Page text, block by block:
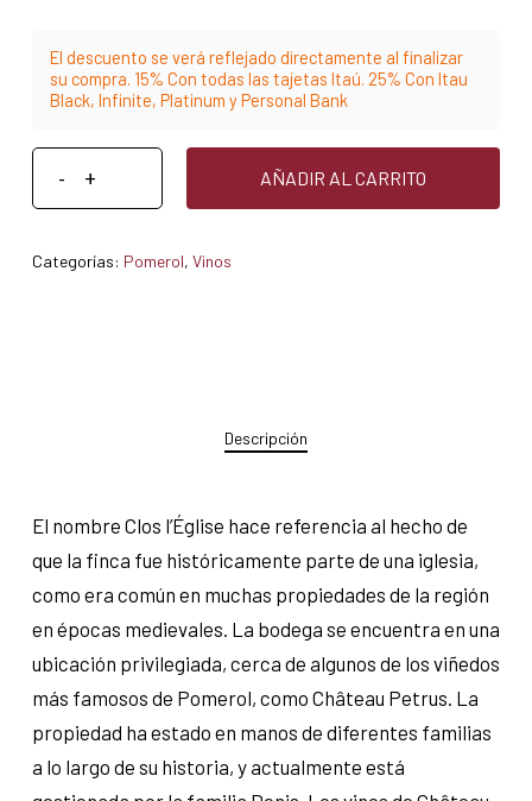
El descuento se verá reflejado directamente al finalizar
su compra. 15% Con todas las tajetas Itaú. 25% Con Itau
Black, Infinite, Platinum y Personal Bank
AÑADIR AL CARRITO
Categorías: Pomerol, Vinos
Descripción
El nombre Clos l’Église hace referencia al hecho de
que la finca fue históricamente parte de una iglesia,
como era común en muchas propiedades de la región
en épocas medievales. La bodega se encuentra en una
ubicación privilegiada, cerca de algunos de los viñedos
más famosos de Pomerol, como Château Petrus. La
propiedad ha estado en manos de diferentes familias
a lo largo de su historia, y actualmente está